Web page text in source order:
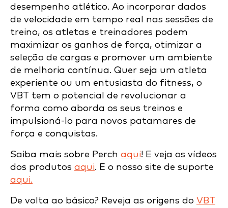
desempenho atlético. Ao incorporar dados
de velocidade em tempo real nas sessões de
treino, os atletas e treinadores podem
maximizar os ganhos de força, otimizar a
seleção de cargas e promover um ambiente
de melhoria contínua. Quer seja um atleta
experiente ou um entusiasta do fitness, o
VBT tem o potencial de revolucionar a
forma como aborda os seus treinos e
impulsioná-lo para novos patamares de
força e conquistas.
Saiba mais sobre Perch aqui! E veja os vídeos
dos produtos aqui. E o nosso site de suporte
aqui.
De volta ao básico? Reveja as origens do VBT